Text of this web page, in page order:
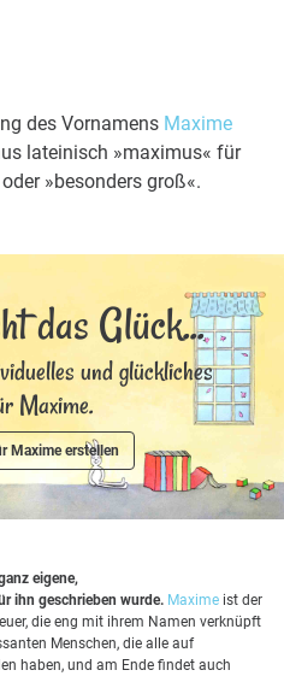
des Vornamens Maxime
lateinisch »maximus« für
»besonders groß«.
das Glück...
und glückliches
Maxime.
Maxime erstellen
eigene,
ihn geschrieben wurde. Maxime ist der
die eng mit ihrem Namen verknüpft
Menschen, die alle auf
haben, und am Ende findet auch